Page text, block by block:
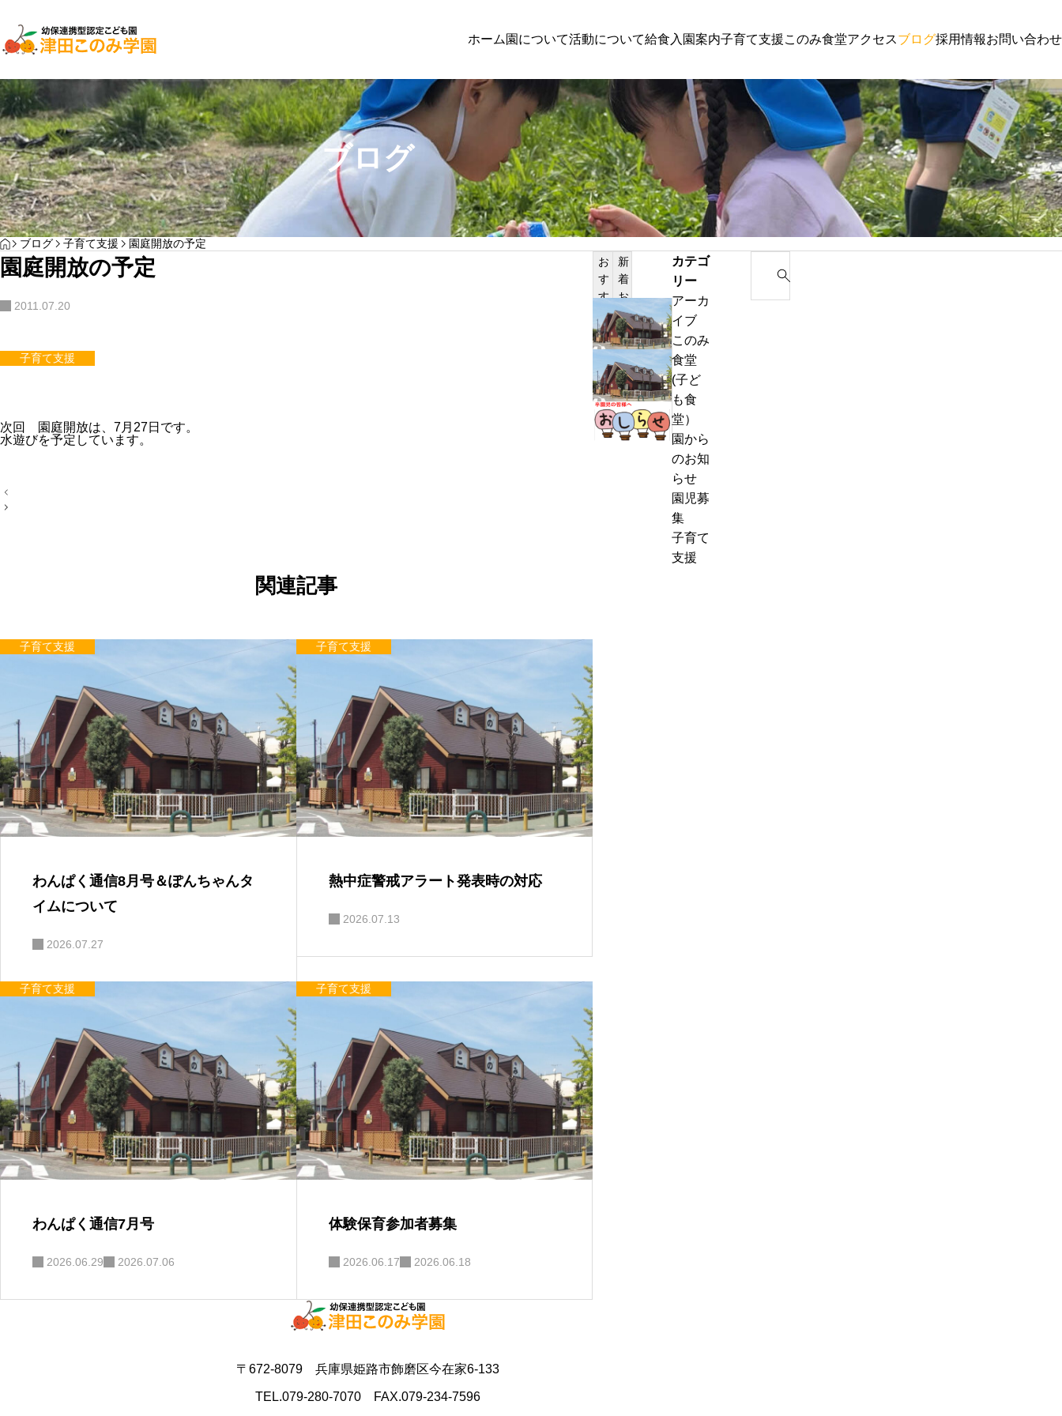
ホーム 園について活動について給食 入園案内子育て支援このみ食堂アクセスブログ採用情報お問い合わせ
園からのお知らせ
里帰りのお知らせ
子育て支援 園児募集
２０２７年入園検討者向けの方へのお知らせ
子育て支援 子育て
YOGA PILATES
サンプルテキスト。サンプルテキスト。
ブログ
HOME
ブログ 子育て支援 園庭開放の予定
園庭開放の予定
2011.07.20
子育て支援
次回 園庭開放は、7月27日です。
水遊びを予定しています。
投
稿
関連記事
子育て支援
わんぱく通信8月号＆ぽんちゃんタ
イムについて
2026.07.27
子育て支援
熱中症警戒アラート発表時の対応
2026.07.13
子育て支援
わんぱく通信7月号
2026.06.29 2026.07.06
子育て支援
体験保育参加者募集
2026.06.17 2026.06.18
お
す
す
め
記
事
新
着
お
知
ら
せ
わ
ん
ぱ
く
通
信
8
月
号
＆
ぽ
ん
ち
熱
中
症
警
戒
ア
ラ
ー
ト
発
表
お
里
帰
り
の
お
知
ら
カテゴ
リー
アーカ
イブ
このみ
食堂
(子ど
も食
堂）
園から
のお知
らせ
園児募
集
子育て
支援
a
〒672-8079 兵庫県姫路市飾磨区今在家6-133
TEL.079-280-7070 FAX.079-234-7596